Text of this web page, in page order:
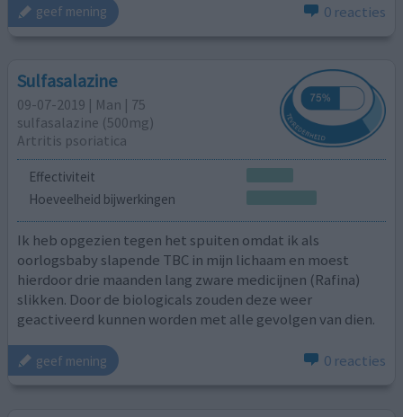
geef mening 0 reacties
Sulfasalazine
09-07-2019 | Man | 75
sulfasalazine (500mg)
Artritis psoriatica
Effectiviteit
Hoeveelheid bijwerkingen
Ik heb opgezien tegen het spuiten omdat ik als
oorlogsbaby slapende TBC in mijn lichaam en moest
hierdoor drie maanden lang zware medicijnen (Rafina)
slikken. Door de biologicals zouden deze weer
geactiveerd kunnen worden met alle gevolgen van dien.
geef mening 0 reacties